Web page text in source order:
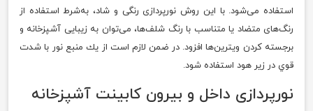
استفاده می‌شود. با این روش نورپردازی رنگی و شاد، به‌شرط استفاده از
رنگ‌های متضاد یا متناسب با رنگ شلف‌ها، می‌توان به زیبایی آشپزخانه و
برجسته کردن ویترین‌ها افزود. در ضمن لازم است از يك منبع نور با شدت
قوي در زير هود استفاده شود.
نورپردازی داخل و بيرون کابینت آشپزخانه